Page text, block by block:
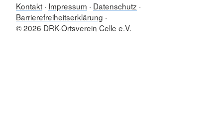
Kontakt Impressum
Datenschutz
Barrierefreiheitserklärung
© 2026 DRK-Ortsverein Celle e.V.